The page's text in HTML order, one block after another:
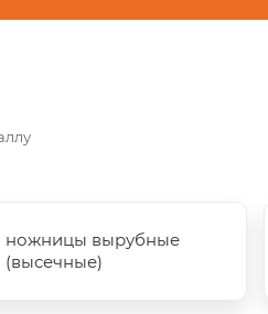
ножницы вырубные
(высечные)